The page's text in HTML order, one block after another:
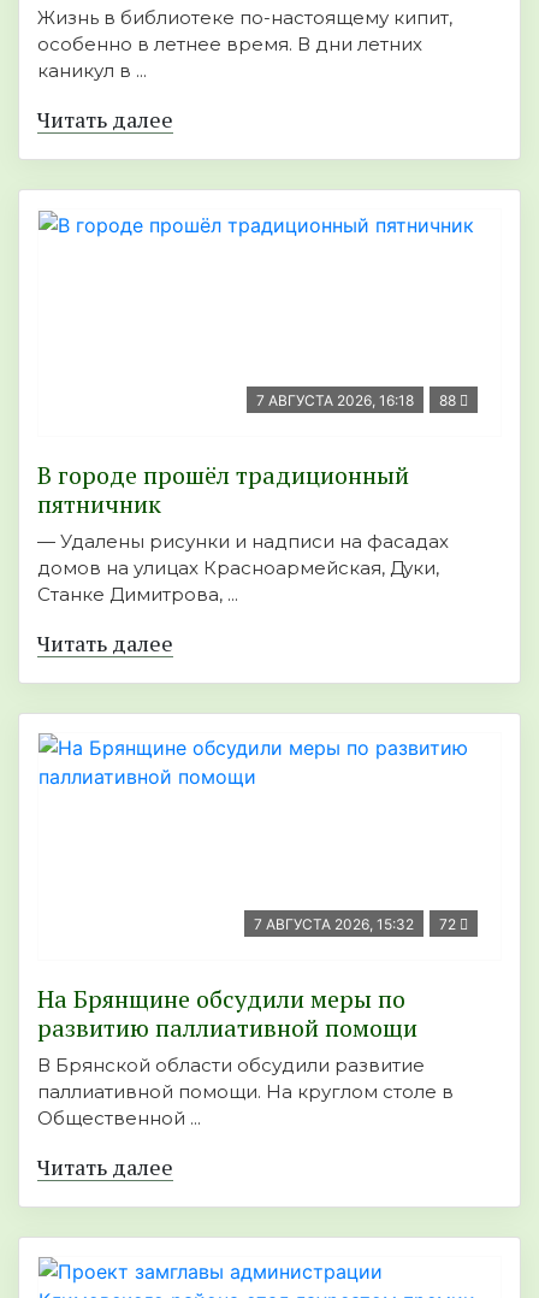
Жизнь в библиотеке по-настоящему кипит,
особенно в летнее время. В дни летних
каникул в ...
Читать далее
7 АВГУСТА 2026, 16:18 88
В городе прошёл традиционный
пятничник
— Удалены рисунки и надписи на фасадах
домов на улицах Красноармейская, Дуки,
Станке Димитрова, ...
Читать далее
7 АВГУСТА 2026, 15:32 72
На Брянщине обсудили меры по
развитию паллиативной помощи
В Брянской области обсудили развитие
паллиативной помощи. На круглом столе в
Общественной ...
Читать далее